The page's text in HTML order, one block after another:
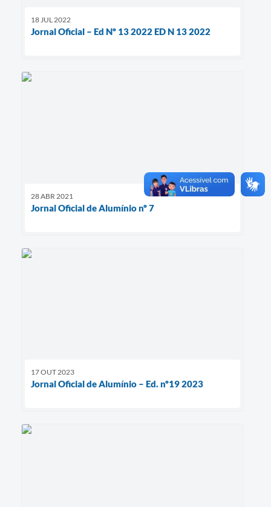
18 JUL 2022
Jornal Oficial – Ed Nº 13 2022 ED N 13 2022
28 ABR 2021
Jornal Oficial de Alumínio nº 7
17 OUT 2023
Jornal Oficial de Alumínio – Ed. nº19 2023